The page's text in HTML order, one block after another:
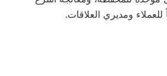
ومديري العلاقات.